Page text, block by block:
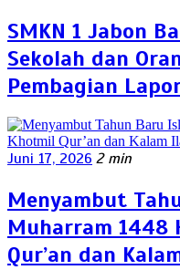
SMKN 1 Jabon
Sekolah dan
Pembagian
Juni 17, 2026 2 min
Menyambut
Muharram 1448
Qur’an dan